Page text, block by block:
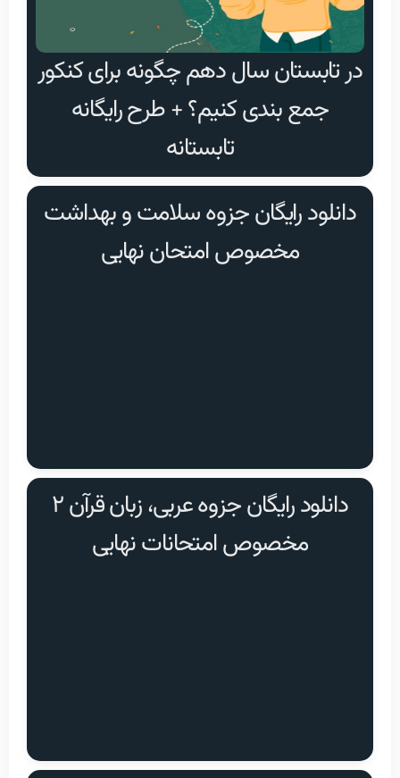
در تابستان سال دهم چگونه برای کنکور
جمع بندی کنیم؟ + طرح رایگانه
تابستانه
دانلود رایگان جزوه سلامت و بهداشت
مخصوص امتحان نهایی
دانلود رایگان جزوه عربی، زبان قرآن ۲
مخصوص امتحانات نهایی